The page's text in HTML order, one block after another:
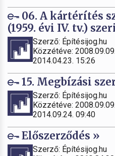
06. A kártérítés
(1959. évi IV. tv.)
Szerző: Építésijog.hu
Közzétéve:
2014.04.23. 15:26
15. Megbízási
Szerző: Építésijog.hu
Közzétéve:
2014.09.24. 09:40
Előszerződés »
Szerző: Építésijog.hu